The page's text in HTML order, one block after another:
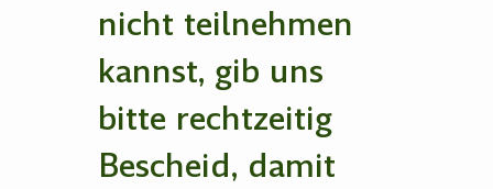
nicht teilnehmen
kannst, gib uns
bitte rechtzeitig
Bescheid, damit